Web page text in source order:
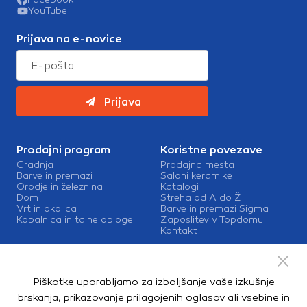
YouTube
Prijava na e-novice
Prijava
Prodajni program
Gradnja
Barve in premazi
Orodje in železnina
Dom
Vrt in okolica
Kopalnica in talne obloge
Koristne povezave
Prodajna mesta
Saloni keramike
Katalogi
Streha od A do Ž
Barve in premazi Sigma
Zaposlitev v Topdomu
Kontakt
Mešalnice barv
Dostava
Piškotke uporabljamo za izboljšanje vaše izkušnje
brskanja, prikazovanje prilagojenih oglasov ali vsebine in